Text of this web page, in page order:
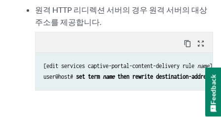
원격 HTTP 리디렉션 서버의 경우 원격 서버의 대상
주소를 제공합니다.
content_copy zoom_out_map
[edit services captive-portal-content-delivery rule name]
user@host# set term name then rewrite destination-address
Feedback